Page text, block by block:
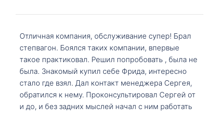
Отличная компания, обслуживание супер! Брал
степвагон. Боялся таких компании, впервые
такое практиковал. Решил попробовать , была не
была. Знакомый купил себе Фрида, интересно
стало где взял. Дал контакт менеджера Сергея,
обратился к нему. Проконсультировал Сергей от
и до, и без задних мыслей начал с ним работать